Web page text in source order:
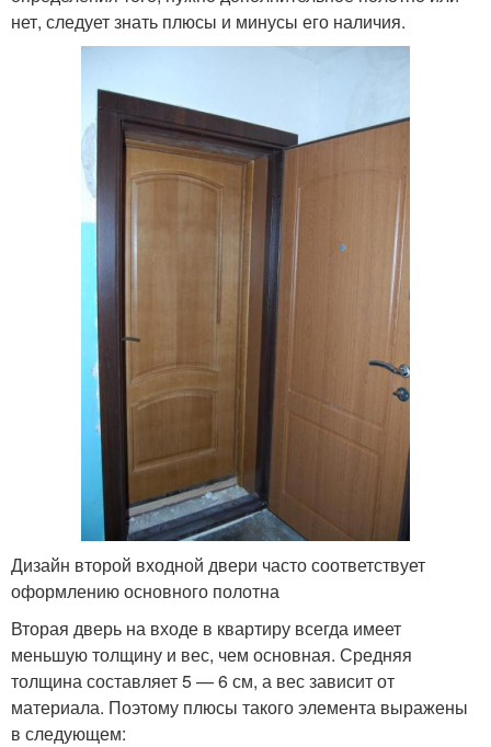
нет, следует знать плюсы и минусы его наличия.
Дизайн второй входной двери часто соответствует
оформлению основного полотна
Вторая дверь на входе в квартиру всегда имеет
меньшую толщину и вес, чем основная. Средняя
толщина составляет 5 — 6 см, а вес зависит от
материала. Поэтому плюсы такого элемента выражены
в следующем: